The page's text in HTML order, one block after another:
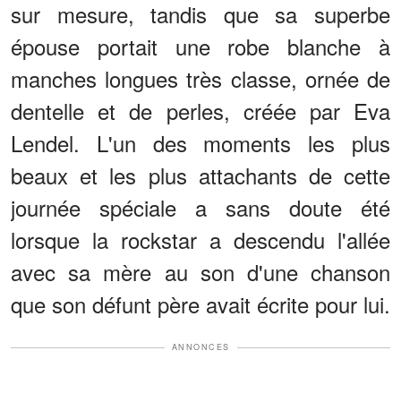
sur mesure, tandis que sa superbe
épouse portait une robe blanche à
manches longues très classe, ornée de
dentelle et de perles, créée par Eva
Lendel. L'un des moments les plus
beaux et les plus attachants de cette
journée spéciale a sans doute été
lorsque la rockstar a descendu l'allée
avec sa mère au son d'une chanson
que son défunt père avait écrite pour lui.
ANNONCES